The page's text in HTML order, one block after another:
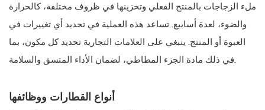
ملء الزجاجات بالمنتج الفعلي وتخزينها في ظروف مختلفة، كالحرارة
والضوء، لعدة أسابيع. تساعد هذه العملية في تحديد أي تغييرات في
العبوة أو المنتج. ينبغي على العلامات التجارية تحديد كل مكون، بما
في ذلك مادة الجزء المطاطي، لضمان الأداء المتسق والسلامة.
أنواع القطارات ووظائفها